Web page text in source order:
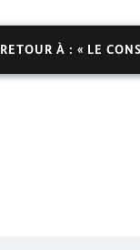
RETOUR À : « LE